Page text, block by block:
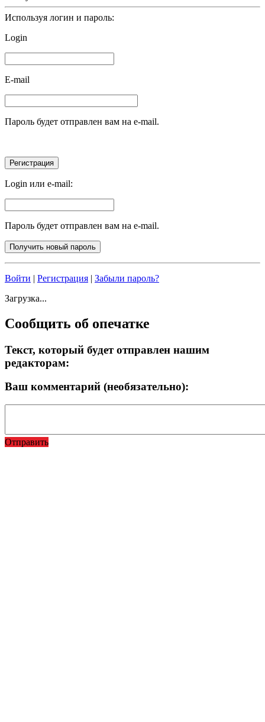
Используя логин и пароль:
Login
E-mail
Пароль будет отправлен вам на e-mail.
Login или e-mail:
Пароль будет отправлен вам на e-mail.
Войти | Регистрация | Забыли пароль?
Загрузка...
Сообщить об опечатке
Текст, который будет отправлен нашим
редакторам:
Ваш комментарий (необязательно):
Отправить